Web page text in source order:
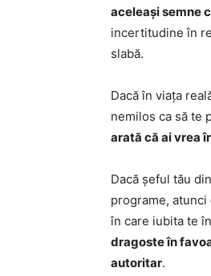
aceleași semne
incertitudine în
slabă.
Dacă în viața
nemilos ca să te
arată că ai vrea
Dacă șeful tău
programe, atunci
în care iubita te
dragoste în
autoritar.